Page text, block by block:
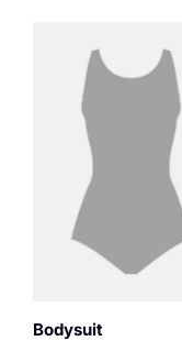
Bodysuit